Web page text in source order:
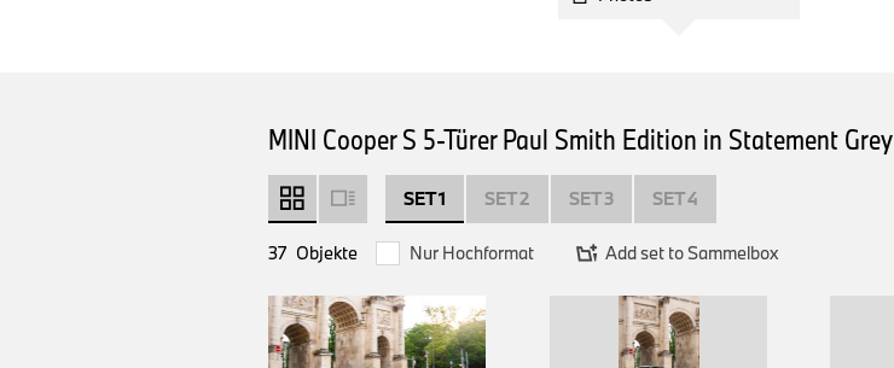
E-Mail:franziska.liebert@mini.com
MINI Cooper S 5-Türer Paul Smith Edition in Statement Grey
SET 1 SET 2 SET 3 SET 4
37 Objekte Nur Hochformat Add set to Sammelbox